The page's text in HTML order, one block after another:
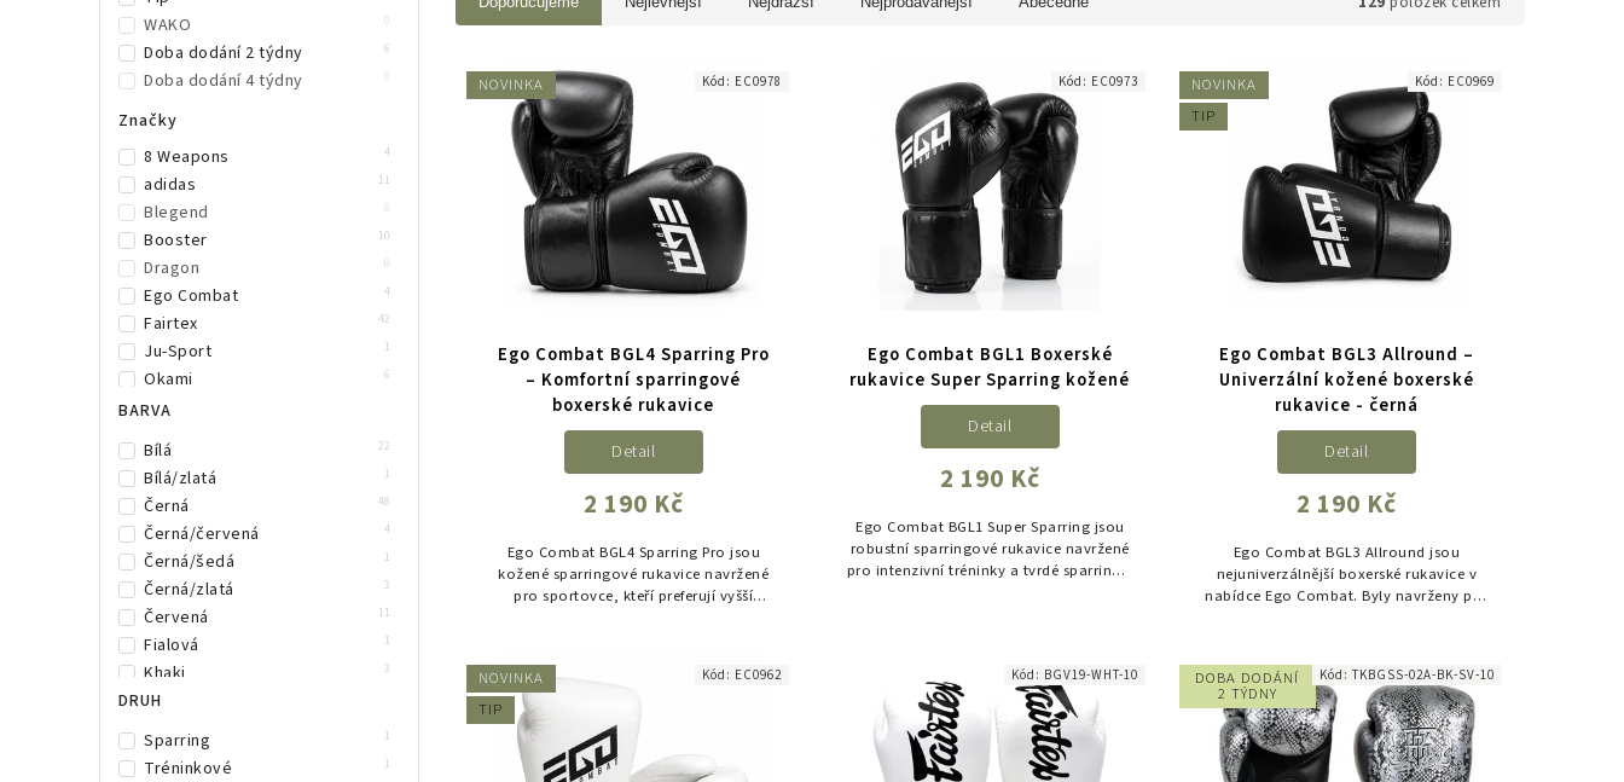
WAKO 0
Doba dodání 2 týdny 6
Doba dodání 4 týdny 0
Značky
8 Weapons
4
adidas 11
Blegend 0
Booster 10
Dragon 0
Ego Combat 4
Fairtex 42
Ju-Sport 1
Okami 6
Phoenix
Top King Boxing
TWINS
Venum
BARVA
Bílá
22
Bílá/zlatá 1
Černá 48
Černá/červená 4
Černá/šedá 1
Černá/zlatá 3
Červená 11
Fialová 1
Khaki 3
Modrá
Neonově žlutá
Oranžová
DRUH
Sparring
1
Tréninkové 1
NOVINKA
Ego Combat BGL4 Sparring Pro
– Komfortní sparringové
boxerské rukavice
2 190 Kč
Detail
Ego Combat BGL4 Sparring Pro jsou
kožené sparringové rukavice navržené
pro sportovce, kteří preferují vyšší
Kód: EC0978
Ego Combat BGL1 Boxerské
rukavice Super Sparring kožené
2 190 Kč
Detail
Ego Combat BGL1 Super Sparring jsou
robustní sparringové rukavice navržené
pro intenzivní tréninky a tvrdé sparringy.
Kód: EC0973
NOVINKA
TIP
Ego Combat BGL3 Allround –
Univerzální kožené boxerské
rukavice - černá
2 190 Kč
Detail
Ego Combat BGL3 Allround jsou
nejuniverzálnější boxerské rukavice v
nabídce Ego Combat. Byly navrženy pro
Kód: EC0969
NOVINKA
TIP
Kód: EC0962 Kód: BGV19-WHT-10 DOBA DODÁNÍ
2 TÝDNY
Kód:TKBGSS-02A-BK-SV-10